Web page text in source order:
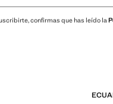
confirmas que has leído la